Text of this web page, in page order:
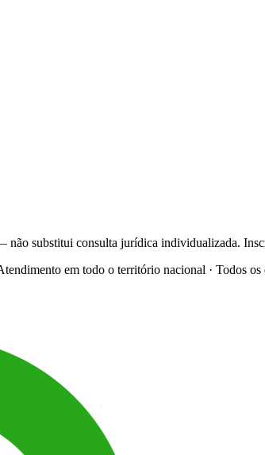
substitui consulta jurídica individualizada.
em todo o território nacional · Todos os